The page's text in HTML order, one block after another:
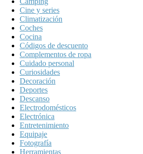
Cine y series
Climatización
Coches
Cocina
Códigos de descuento
Complementos de ropa
Cuidado personal
Curiosidades
Decoración
Deportes
Descanso
Electrodomésticos
Electrónica
Entretenimiento
Equipaje
Fotografía
Herramientas